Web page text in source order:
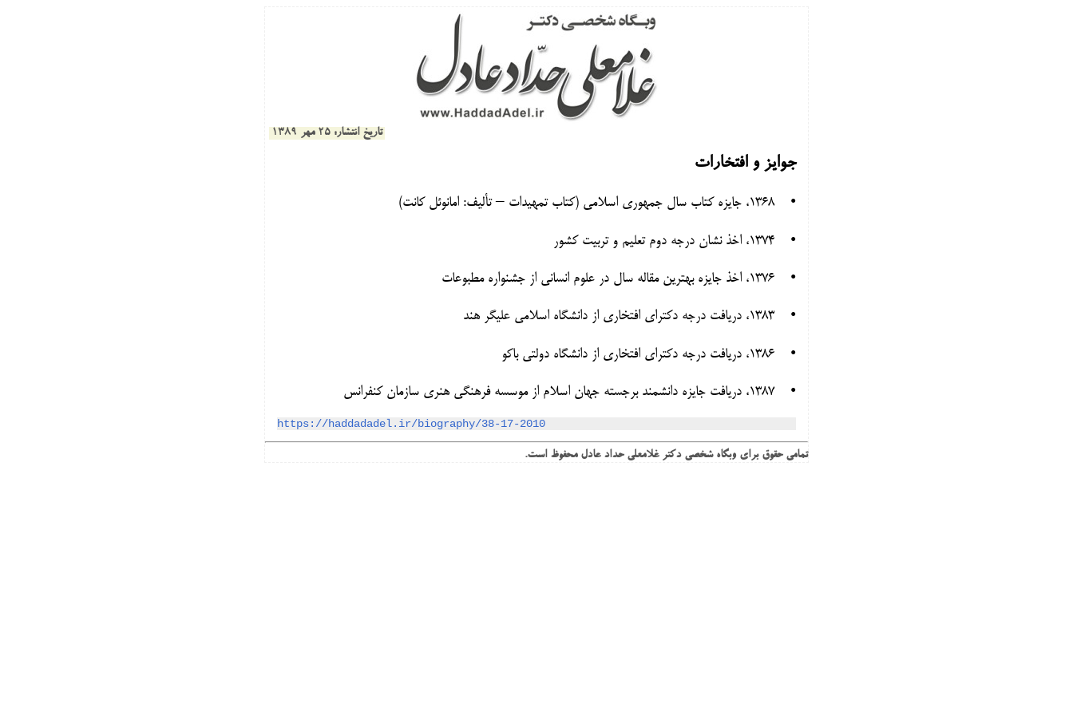
تاریخ انتشار: 25 مهر 1389
جوایز و افتخارات
• 1368، جایزه کتاب سال جمهوری اسلامی (کتاب تمهیدات – تألیف: امانوئل کانت)
• 1374، اخذ نشان درجه دوم تعلیم و تربیت کشور
• 1376، اخذ جایزه بهترین مقاله سال در علوم انسانی از جشنواره مطبوعات
• 1383، دریافت درجه دکترای افتخاری از دانشگاه اسلامی علیگر هند
• 1386، دریافت درجه دکترای افتخاری از دانشگاه دولتی باکو
• 1387، دریافت جایزه دانشمند برجسته جهان اسلام از موسسه فرهنگی هنری سازمان کنفرانس
https://haddadadel.ir/biography/38-17-2010
تمامی حقوق برای وبگاه شخصی دکتر غلامعلی حداد عادل محفوظ است.